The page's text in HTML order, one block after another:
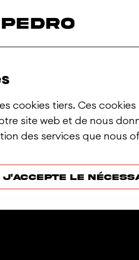
cookies tiers. Ces
site web et de nous
des services que nous
J'accepte le